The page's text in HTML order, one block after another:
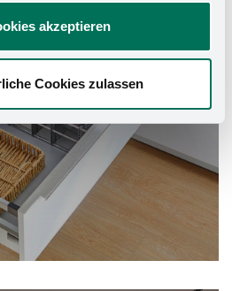
akzeptieren
Cookies zulassen